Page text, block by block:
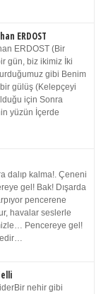
ERDOST
ERDOST (Bir
gün, biz ikimiz İki
gibi Benim
gülüş (Kelepçeyi
için Sonra
yüzün İçerde
dalıp kalma!. Çeneni
gel! Bak! Dışarda
pencerene
havalar seslerle
Pencereye gel!
nehir gibi